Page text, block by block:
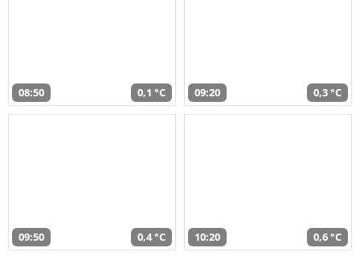
08:50 0,1 °C 09:20 0,3 °C
09:50 0,4 °C 10:20 0,6 °C